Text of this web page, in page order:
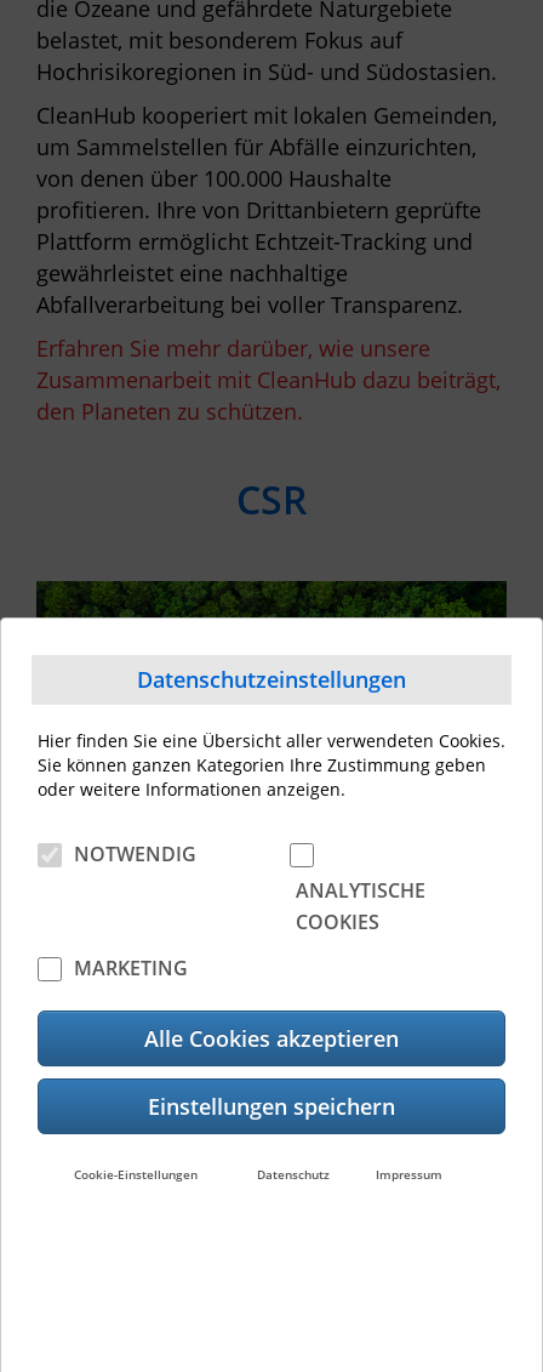
die Ozeane und gefährdete Naturgebiete
belastet, mit besonderem Fokus auf
Hochrisikoregionen in Süd- und Südostasien.
CleanHub kooperiert mit lokalen Gemeinden,
um Sammelstellen für Abfälle einzurichten,
von denen über 100.000 Haushalte
profitieren. Ihre von Drittanbietern geprüfte
Plattform ermöglicht Echtzeit-Tracking und
gewährleistet eine nachhaltige
Abfallverarbeitung bei voller Transparenz.
Erfahren Sie mehr darüber, wie unsere
Zusammenarbeit mit CleanHub dazu beiträgt,
den Planeten zu schützen.
CSR
im Bewusstsein unserer Verantwortung als
Datenschutzeinstellungen
Hier finden Sie eine Übersicht aller verwendeten Cookies.
Sie können ganzen Kategorien Ihre Zustimmung geben
oder weitere Informationen anzeigen.
NOTWENDIG
ANALYTISCHE
COOKIES
MARKETING
Alle Cookies akzeptieren
Cookie-Einstellungen Datenschutz Impressum